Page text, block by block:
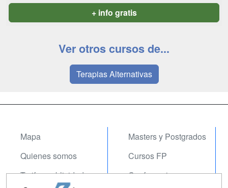
+ info gratis
Ver otros cursos de...
Terapias Alternativas
Mapa
Quienes somos
Tarifas publicidad
Masters y Postgrados
Cursos FP
Conferencias